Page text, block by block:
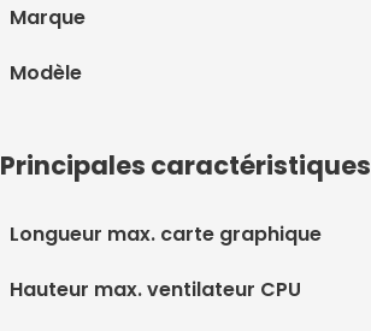
Marque
Modèle
Principales caractéristiques
Longueur max. carte graphique
Hauteur max. ventilateur CPU